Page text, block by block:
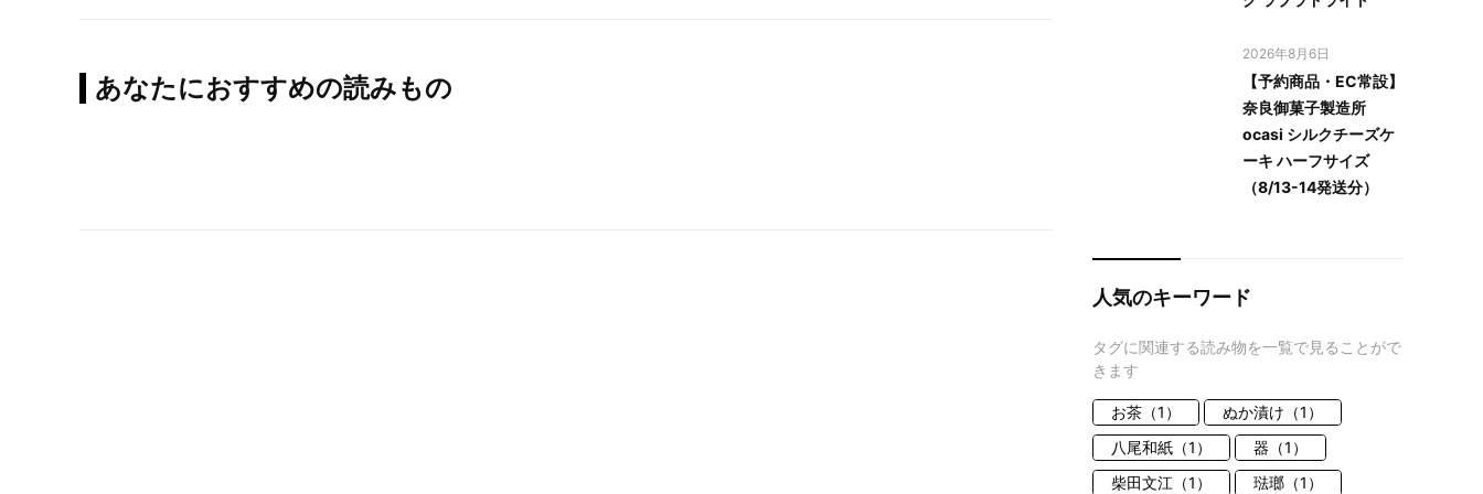
あなたにおすすめの読みもの
2026年8月6日
【予約商品・EC常設】
奈良御菓子製造所
ocasi シルクチーズケ
ーキ ハーフサイズ
（8/13-14発送分）
人気のキーワード
タグに関連する読み物を一覧で見ることがで
きます
お茶（1）
ぬか漬け（1）
八尾和紙（1）
器（1）
柴田文江（1）
琺瑯（1）